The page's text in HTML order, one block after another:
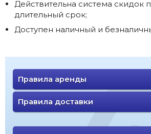
Действительна система скидок
длительный срок;
Доступен наличный и
Правила аренды
Правила доставки